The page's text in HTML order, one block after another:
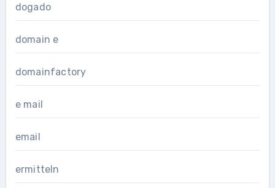
dogado
domain e
domainfactory
e mail
email
ermitteln